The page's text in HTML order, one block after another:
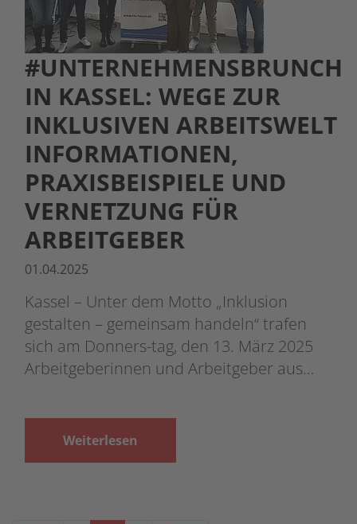
#UNTERNEHMENSBRUNCH
IN KASSEL: WEGE ZUR
INKLUSIVEN ARBEITSWELT
INFORMATIONEN,
PRAXISBEISPIELE UND
VERNETZUNG FÜR
ARBEITGEBER
01.04.2025
Kassel – Unter dem Motto „Inklusion
gestalten – gemeinsam handeln“ trafen
sich am Donners-tag, den 13. März 2025
Arbeitgeberinnen und Arbeitgeber aus…
Weiterlesen